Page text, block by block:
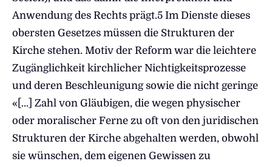
Anwendung des Rechts prägt.5 Im Dienste dieses
obersten Gesetzes müssen die Strukturen der
Kirche stehen. Motiv der Reform war die leichtere
Zugänglichkeit kirchlicher Nichtigkeitsprozesse
und deren Beschleunigung sowie die nicht geringe
«[…] Zahl von Gläubigen, die wegen physischer
oder moralischer Ferne zu oft von den juridischen
Strukturen der Kirche abgehalten werden, obwohl
sie wünschen, dem eigenen Gewissen zu